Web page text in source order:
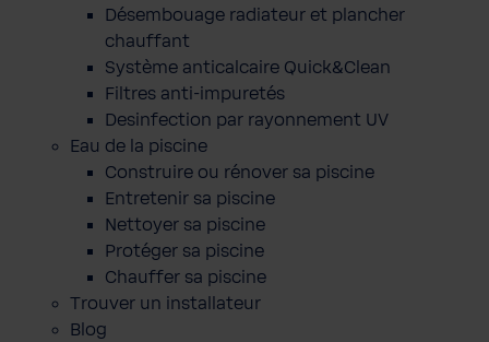
Désembouage radiateur et plancher
chauffant
Système anticalcaire Quick&Clean
Filtres anti-impuretés
Desinfection par rayonnement UV
Eau de la piscine
Construire ou rénover sa piscine
Entretenir sa piscine
Nettoyer sa piscine
Protéger sa piscine
Chauffer sa piscine
Trouver un installateur
Blog